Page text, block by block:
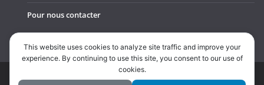
Pour nous contacter
Copyright © 2026Music In Belgium. All rights reserved.
This website uses cookies to analyze site traffic and improve your
experience. By continuing to use this site, you consent to our use of
cookies.